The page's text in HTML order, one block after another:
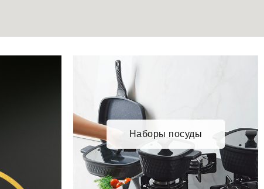
Наборы посуды